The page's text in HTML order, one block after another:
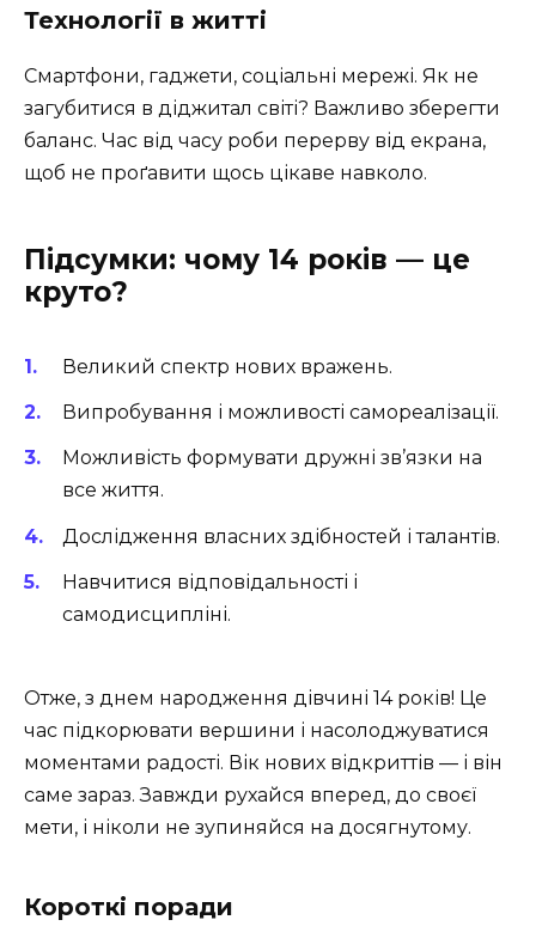
Технології в житті
Смартфони, гаджети, соціальні мережі. Як не
загубитися в діджитал світі? Важливо зберегти
баланс. Час від часу роби перерву від екрана,
щоб не проґавити щось цікаве навколо.
Підсумки: чому 14 років — це
круто?
Великий спектр нових вражень.
Випробування і можливості самореалізації.
Можливість формувати дружні зв’язки на
все життя.
Дослідження власних здібностей і талантів.
Навчитися відповідальності і
самодисципліні.
Отже, з днем народження дівчині 14 років! Це
час підкорювати вершини і насолоджуватися
моментами радості. Вік нових відкриттів — і він
саме зараз. Завжди рухайся вперед, до своєї
мети, і ніколи не зупиняйся на досягнутому.
Короткі поради